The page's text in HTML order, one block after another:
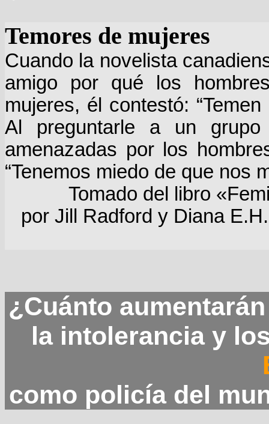
Temores de mujeres
Cuando la novelista
amigo por qué los
mujeres, él contestó:
Al preguntarle a un
amenazadas por los
“Tenemos miedo de que nos
Tomado del libro
por Jill Radford y Diana
¿Cuánto
la intolerancia y
como policía del